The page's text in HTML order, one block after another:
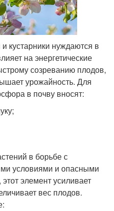
кустарники нуждаются в
на энергетические
созреванию плодов,
урожайность. Для
в почву вносят:
в борьбе с
условиями и опасными
элемент усиливает
вес плодов.